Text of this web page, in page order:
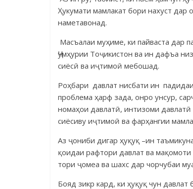
Ҳукумати мамлакат бори нахуст
на­ме­та­вонад.
Масъалаи муҳиме, ки пайваста дар
Ҷумҳурии Тоҷикистон ва ин дафъа
сиёсӣ ва иҷ­тимоӣ мебошад.
Роҳ­бари давлат нисбати ин
проб­лема ҳарф зада, онро унсур,
но­маҳои давлатӣ, интизоми
сиёсиву иҷтимоӣ ва фарҳангии
Аз ҷониби дигар ҳуқуқ –ин
қоидаи рафтори давлат ва
тори ҷомеа ва шахс дар чорчубаи
Бояд зикр кард, ки ҳуқуқ чун